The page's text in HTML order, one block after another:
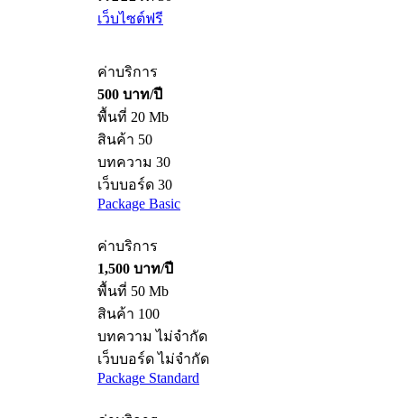
500 บาท/ปี
พื้นที่ 20 Mb
สินค้า 50
บทความ 30
เว็บบอร์ด 30
Package Basic
1,500 บาท/ปี
พื้นที่ 50 Mb
สินค้า 100
บทความ ไม่จำกัด
เว็บบอร์ด ไม่จำกัด
Package Standard